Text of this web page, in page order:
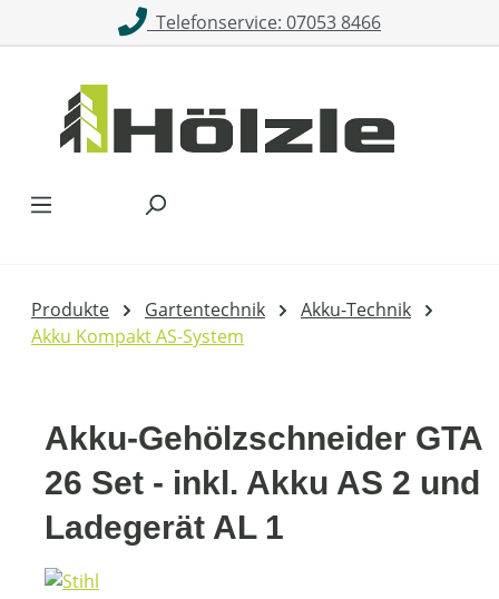
Zum Hauptinhalt springenTelefonservice: 07053 8466
Produkte Gartentechnik
Akku-Technik
Akku Kompakt AS-System
Akku-Gehölzschneider GTA
26 Set - inkl. Akku AS 2 und
Ladegerät AL 1